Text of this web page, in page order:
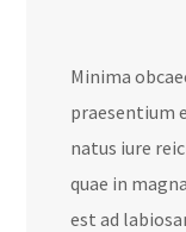
Minima
praesentium
natus iure
quae in
est ad